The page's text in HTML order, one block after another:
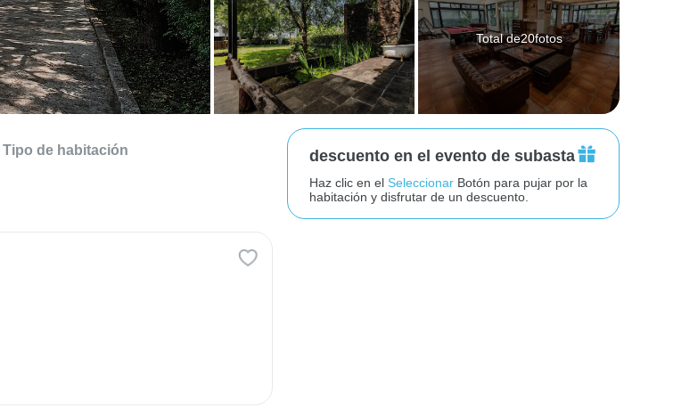
Total de20fotos
Tipo de habitación descuento en el evento de subasta
Haz clic en elSeleccionar Botón para pujar por la
habitación y disfrutar de un descuento.